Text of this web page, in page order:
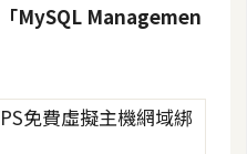
「MySQL Managemen